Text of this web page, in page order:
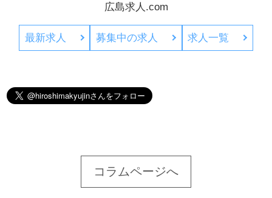
広島求人.com
最新求人 募集中の求人 求人一覧
コラムページへ